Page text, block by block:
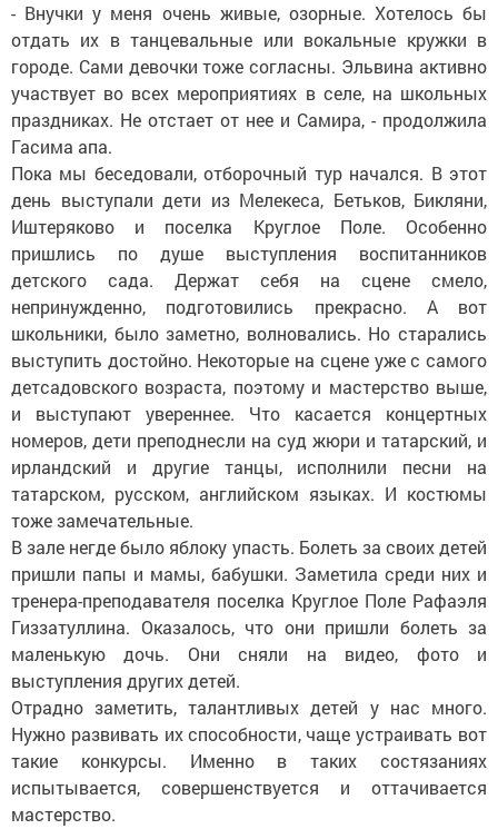
- Внучки у меня очень живые, озорные. Хотелось бы
отдать их в танцевальные или вокальные кружки в
городе. Сами девочки тоже согласны. Эльвина активно
участвует во всех мероприятиях в селе, на школьных
праздниках. Не отстает от нее и Самира, - продолжила
Гасима апа.
Пока мы беседовали, отборочный тур начался. В этот
день выступали дети из Мелекеса, Бетьков, Бикляни,
Иштеряково и поселка Круглое Поле. Особенно
пришлись по душе выступления воспитанников
детского сада. Держат себя на сцене смело,
непринужденно, подготовились прекрасно. А вот
школьники, было заметно, волновались. Но старались
выступить достойно. Некоторые на сцене уже с самого
детсадовского возраста, поэтому и мастерство выше,
и выступают увереннее. Что касается концертных
номеров, дети преподнесли на суд жюри и татарский, и
ирландский и другие танцы, исполнили песни на
татарском, русском, английском языках. И костюмы
тоже замечательные.
В зале негде было яблоку упасть. Болеть за своих детей
пришли папы и мамы, бабушки. Заметила среди них и
тренера-преподавателя поселка Круглое Поле Рафаэля
Гиззатуллина. Оказалось, что они пришли болеть за
маленькую дочь. Они сняли на видео, фото и
выступления других детей.
Отрадно заметить, талантливых детей у нас много.
Нужно развивать их способности, чаще устраивать вот
такие конкурсы. Именно в таких состязаниях
испытывается, совершенствуется и оттачивается
мастерство.